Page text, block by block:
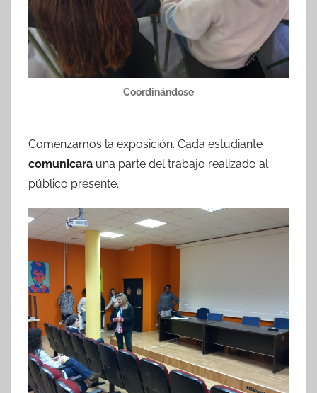
Coordinándose
Comenzamos la exposición. Cada estudiante
comunicara una parte del trabajo realizado al
público presente.